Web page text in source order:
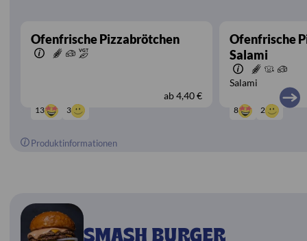
Ofenfrische Pizzabrötchen
ab4,40 €
13 3
Ofenfrische
Salami
Salami
8 2
Produktinformationen
SMASH BURGER